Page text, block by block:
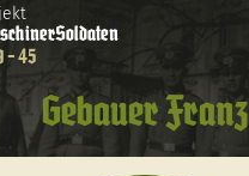
Soldaten
- 45
Gebauer Franz